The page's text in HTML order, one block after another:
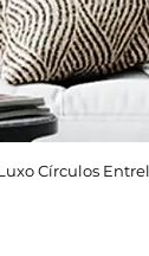
Círculos